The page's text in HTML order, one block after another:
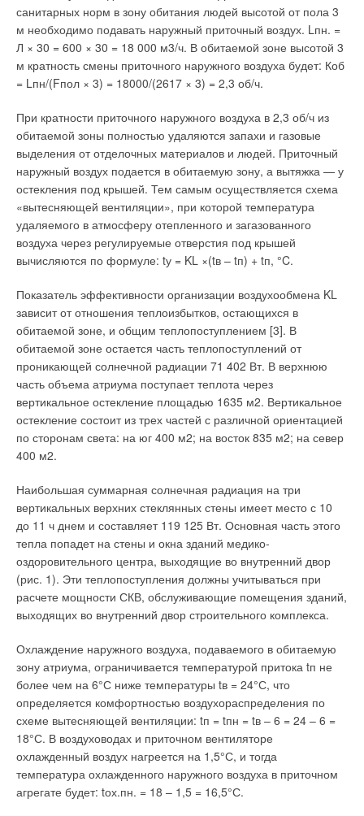
санитарных норм в зону обитания людей высотой от пола 3
м необходимо подавать наружный приточный воздух. Lпн. =
Л × 30 = 600 × 30 = 18 000 м3/ч. В обитаемой зоне высотой 3
м кратность смены приточного наружного воздуха будет: Коб
= Lпн/(Fпол × 3) = 18000/(2617 × 3) = 2,3 об/ч.
При кратности приточного наружного воздуха в 2,3 об/ч из
обитаемой зоны полностью удаляются запахи и газовые
выделения от отделочных материалов и людей. Приточный
наружный воздух подается в обитаемую зону, а вытяжка — у
остекления под крышей. Тем самым осуществляется схема
«вытесняющей вентиляции», при которой температура
удаляемого в атмосферу отепленного и загазованного
воздуха через регулируемые отверстия под крышей
вычисляются по формуле: tу = KL ×(tв – tп) + tп, °C.
Показатель эффективности организации воздухообмена KL
зависит от отношения теплоизбытков, остающихся в
обитаемой зоне, и общим теплопоступлением [3]. В
обитаемой зоне остается часть теплопоступлений от
проникающей солнечной радиации 71 402 Вт. В верхнюю
часть объема атриума поступает теплота через
вертикальное остекление площадью 1635 м2. Вертикальное
остекление состоит из трех частей с различной ориентацией
по сторонам света: на юг 400 м2; на восток 835 м2; на север
400 м2.
Наибольшая суммарная солнечная радиация на три
вертикальных верхних стеклянных стены имеет место с 10
до 11 ч днем и составляет 119 125 Вт. Основная часть этого
тепла попадет на стены и окна зданий медико-
оздоровительного центра, выходящие во внутренний двор
(рис. 1). Эти теплопоступления должны учитываться при
расчете мощности СКВ, обслуживающие помещения зданий,
выходящих во внутренний двор строительного комплекса.
Охлаждение наружного воздуха, подаваемого в обитаемую
зону атриума, ограничивается температурой притока tп не
более чем на 6°С ниже температуры tв = 24°С, что
определяется комфортностью воздухораспределения по
схеме вытесняющей вентиляции: tп = tпн = tв – 6 = 24 – 6 =
18°С. В воздуховодах и приточном вентиляторе
охлажденный воздух нагреется на 1,5°С, и тогда
температура охлажденного наружного воздуха в приточном
агрегате будет: tох.пн. = 18 – 1,5 = 16,5°С.
В этой теме еще нет комментариев
Добавить комментарий
Ваше имя *
Ваш E-mail *
Текст комментария
— бытовых циркуляционных насосов с мокрым ротором.
Однако в середине 90-х гг. перед компанией остро встал
вопрос выживания, и в 1996 г. DAB входит в состав крупной
транснациональной насосной фирмы, не утрачивая при этом
производственной программе и сбытовой политике. При
этом DAB получила доступ к современным разработкам в
области насосостроения и широкие возможности по
освоению новых зарубежных рынков.
Фактически с этого момента начался новый период в жизни
компании. Производство крупных промышленных
центробежных насосов, новые серии скважинных насосов,
внедрение электронных компонентов для автоматизации их
производственной программе DAB.
Очередное обновление насосов серии JET в 2002 г. привело
к появлению уникальных по своим потребительским
свойствам насосов — высокопроизводительных,
надежных,тихих и компактных. Сегодня укомпании много
перспективных разработок, внедрение которых в
производство приведет к появлению нового поколения
насосов самого разного назначения — от бытовых до
промышленных.
При этом останутся основные козыри насосов DAB—
простота, надежность, невысокая цена. На сегодняшний
день фирма DAB занимает 65 тыс. м2 площади, в штате
работают 560 человек. Продукция производится на трех
заводах в Северной Италии:
головной завод с корпусом административных служб в
Местрино, отдел логистики, служба маркетинга, служба
технической поддержки клиентов, склад готовой
небольшие циркуляционные насосы, бытовые
поверхностные и скважинные насосы, бустерные
установки;
завод с мощным чугунно-литейным производством в
городке Брендола (провинция Виченца), там же
собираются насосы «ин-лайн», стандартизированные
консольные насосы и электродвигатели. Здесь же
находится и инженерно-технический центр компании;
небольшое производство в Кастелло ди Годего
(провинция Тревизо) с линией алюминиевого литья,